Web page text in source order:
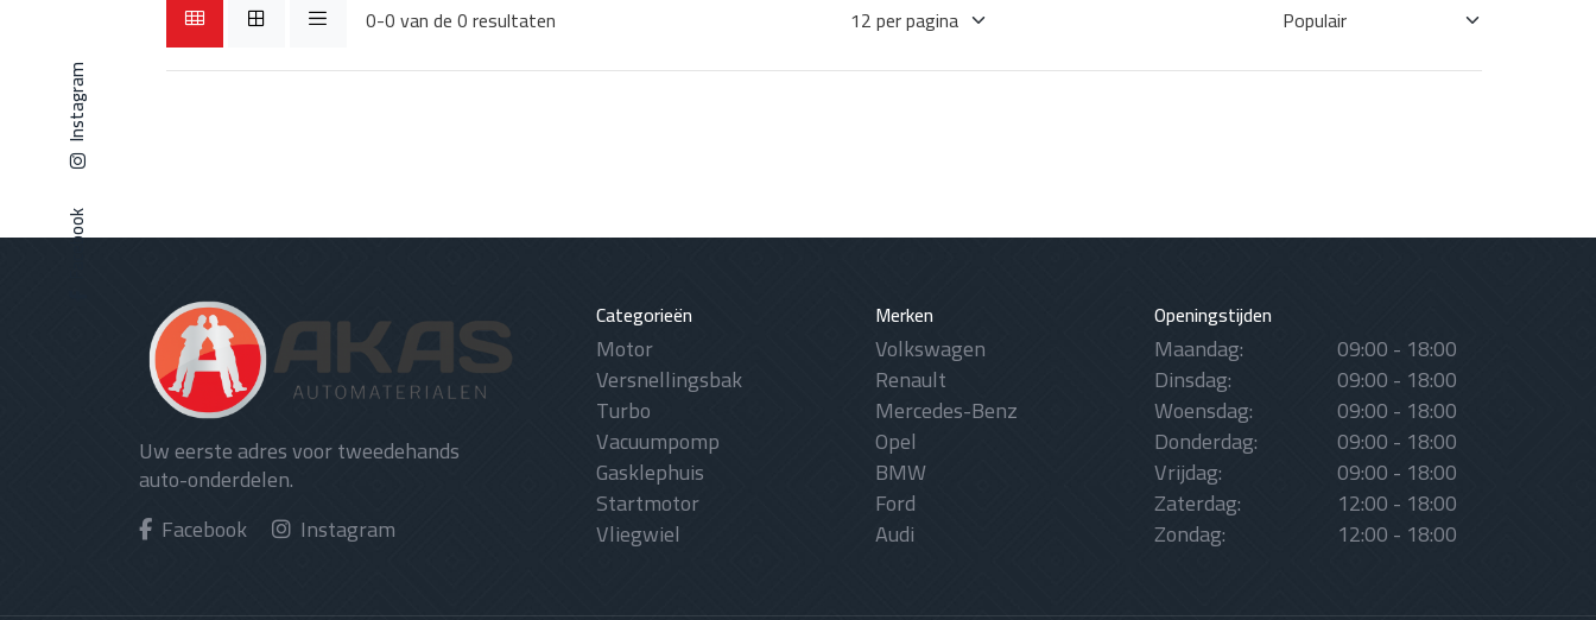
0-0 van de 0 resultaten
Uw eerste adres voor tweedehands
auto-onderdelen.
Facebook
Instagram
Categorieën
Motor
Versnellingsbak
Turbo
Vacuumpomp
Gasklephuis
Startmotor
Vliegwiel
Merken
Volkswagen
Renault
Mercedes-Benz
Opel
BMW
Ford
Audi
Openingstijden
Maandag: 09:00 - 18:00
Dinsdag: 09:00 - 18:00
Woensdag: 09:00 - 18:00
Donderdag: 09:00 - 18:00
Vrijdag: 09:00 - 18:00
Zaterdag: 12:00 - 18:00
Zondag: 12:00 - 18:00
Facebook
Instagram